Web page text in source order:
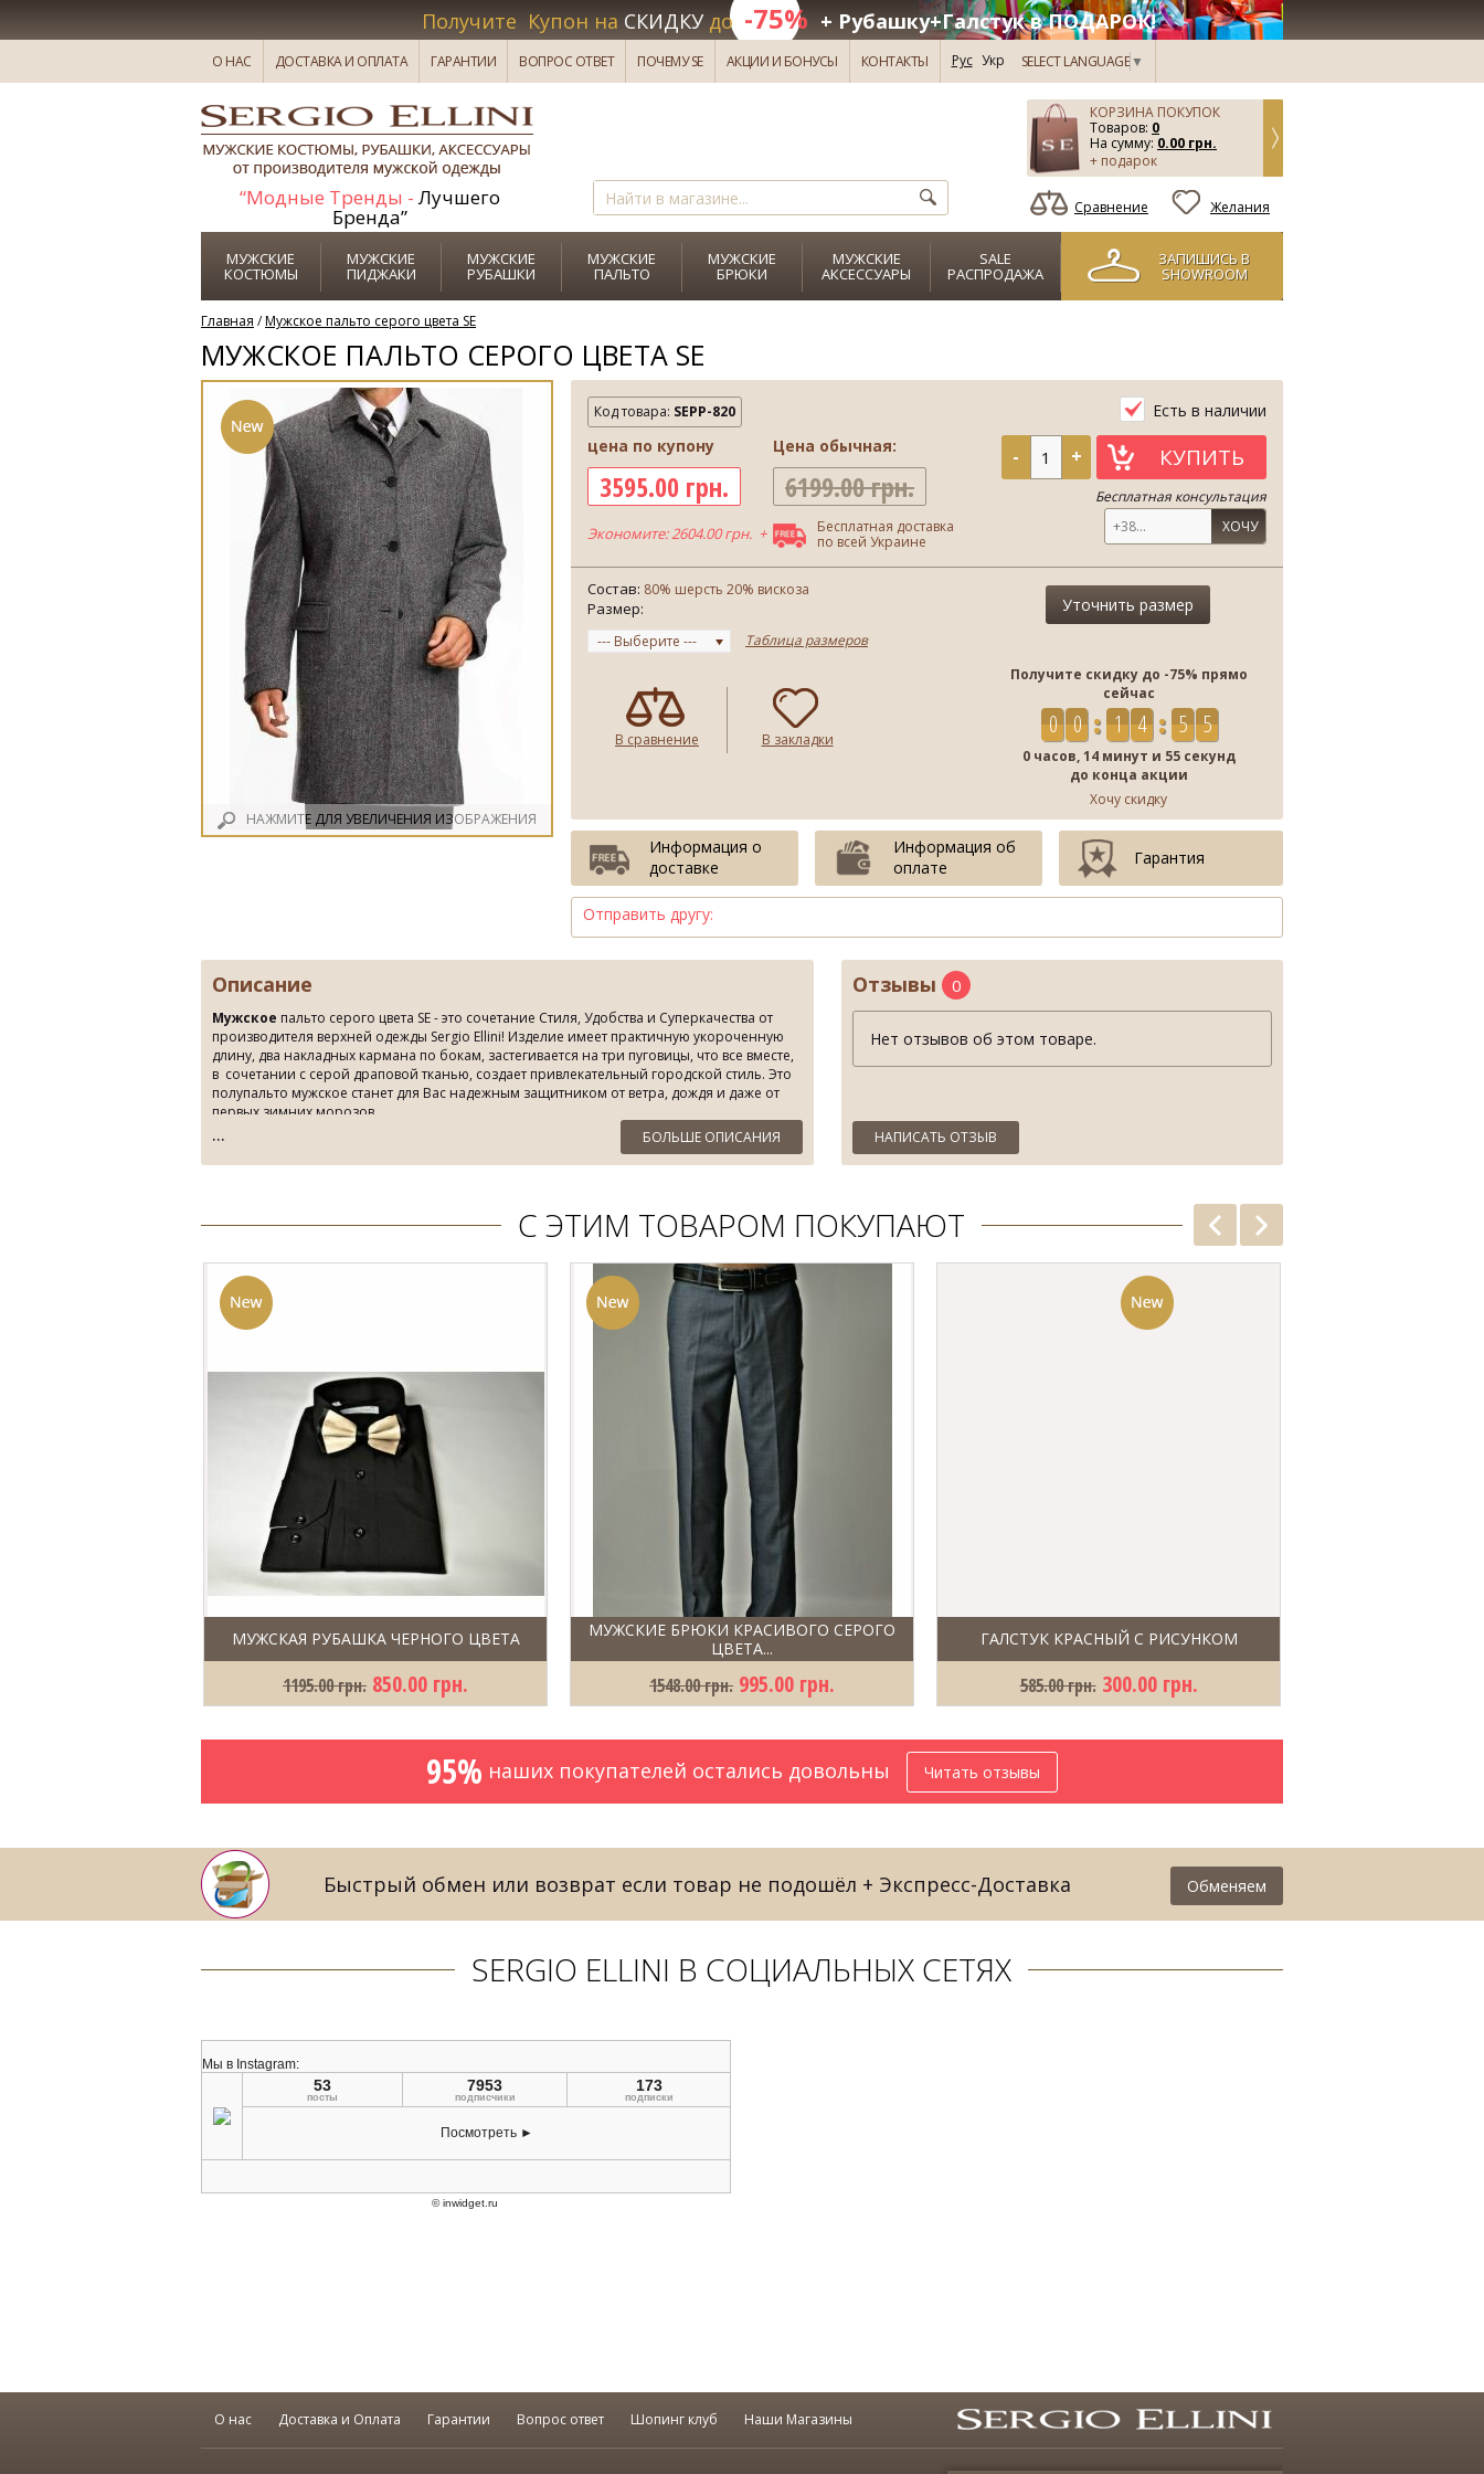
Получите Купон на СКИДКУдо -75% + Рубашку+Галстук в ПОДАРОК!
О НАС ДОСТАВКА И ОПЛАТА ГАРАНТИИ ВОПРОС ОТВЕТ ПОЧЕМУ SE АКЦИИ И БОНУСЫ КОНТАКТЫ Рус Укр SELECT LANGUAGE▼
“Модные Тренды -Лучшего
Бренда”
КОРЗИНА ПОКУПОК
Товаров: 0
На сумму: 0.00 грн.
+ подарок
Сравнение Желания
МУЖСКИЕ
КОСТЮМЫ
МУЖСКИЕ
ПИДЖАКИ
МУЖСКИЕ
РУБАШКИ
МУЖСКИЕ
ПАЛЬТО
МУЖСКИЕ
БРЮКИ
МУЖСКИЕ
АКСЕССУАРЫ
SALE
РАСПРОДАЖА
ЗАПИШИСЬ В
SHOWROOM
Главная /Мужское пальто серого цвета SE
МУЖСКОЕ ПАЛЬТО СЕРОГО ЦВЕТА SE
НАЖМИТЕ ДЛЯ УВЕЛИЧЕНИЯ ИЗОБРАЖЕНИЯ
Код товара: SEPP-820
Есть в наличии
цена по купону
3595.00 грн.
Экономите: 2604.00 грн. +
Цена обычная:
6199.00 грн.
Бесплатная доставка
по всей Украине
- + КУПИТЬ
Бесплатная консультация
ХОЧУ
Состав: 80% шерсть 20% вискоза
Размер:
--- Выберите --- Таблица размеров
Уточнить размер
Получите скидку до -75% прямо
сейчас
0 0 1 4 5 4
0 часов, 14 минут и 54 секунд
до конца акции
Хочу скидку
В закладки
В сравнение
Информация о
доставке
Информация об
оплате
Гарантия
Отправить другу:
Описание
Мужское пальто серого цвета SE - это сочетание Стиля, Удобства и Суперкачества от
производителя верхней одежды Sergio Ellini! Изделие имеет практичную укороченную
длину, два накладных кармана по бокам, застегивается на три пуговицы, что все вместе,
в сочетании с серой драповой тканью, создает привлекательный городской стиль. Это
полупальто мужское станет для Вас надежным защитником от ветра, дождя и даже от
первых зимних морозов.
Наши бутики в городе Киеве, в которых на Ваш выбор есть
модные мужские пальто,
мужская одежда пальто, кожаное пальто мужское, куртка пальто
БОЛЬШЕ ОПИСАНИЯ
Отзывы 0
Нет отзывов об этом товаре.
НАПИСАТЬ ОТЗЫВ
С ЭТИМ ТОВАРОМ ПОКУПАЮТ
МУЖСКАЯ РУБАШКА ЧЕРНОГО ЦВЕТА
1195.00 грн. 850.00 грн.
МУЖСКИЕ БРЮКИ КРАСИВОГО СЕРОГО
ЦВЕТА...
1548.00 грн. 995.00 грн.
ГАЛСТУК КРАСНЫЙ С РИСУНКОМ
585.00 грн. 300.00 грн.
95% наших покупателей остались довольны Читать отзывы
Быстрый обмен или возврат если товар не подошёл + Экспресс-Доставка Обменяем
SERGIO ELLINI В СОЦИАЛЬНЫХ СЕТЯХ
О нас Доставка и Оплата Гарантии Вопрос ответ Шопинг клуб Наши Магазины